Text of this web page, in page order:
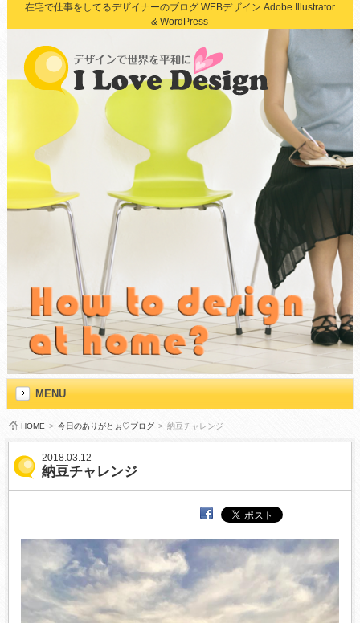
在宅で仕事をしてるデザイナーのブログ WEBデザイン Adobe Illustrator
& WordPress
MENU
HOME > 今日のありがとぉ♡ブログ > 納豆チャレンジ
2018.03.12
納豆チャレンジ